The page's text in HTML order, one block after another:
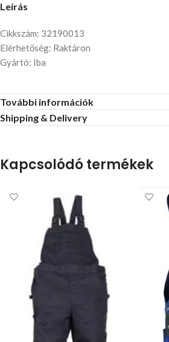
Leírás
Cikkszám: 32190013
Elérhetőség: Raktáron
Gyártó: Iba
További információk
Shipping & Delivery
Kapcsolódó termékek